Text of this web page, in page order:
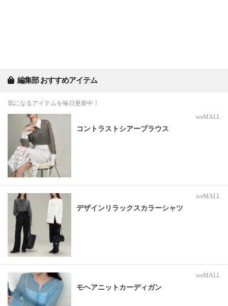
編集部 おすすめアイテム
気になるアイテムを毎日更新中！
weMALL
コントラストシアーブラウス
weMALL
デザインリラックスカラーシャツ
weMALL
モヘアニットカーディガン